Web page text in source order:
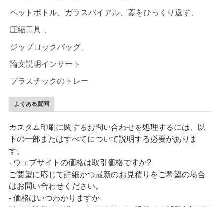
ペットボトル、ガラスバイアル、蓋をひっくり返す、
圧縮工具 、
ジップロックバッグ、
論文説明インサート
プラスチックのトレー
よくある質問
カスタム印刷に関するお問い合わせを処理するには、以
下の一部またはすべてについて説明する必要がありま
す。
- ウェブサイトの価格は取引価格ですか?
ご要望に応じて詳細かつ最新のお見積りをご希望の場合
はお問い合わせください。
- 価格はいつわかりますか